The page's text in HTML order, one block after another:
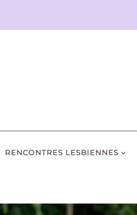
RENCONTRES LESBIENNES